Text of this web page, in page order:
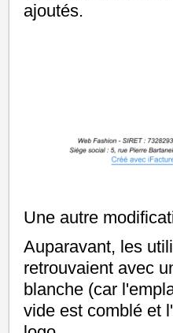
ajoutés.
Une autre
Auparavant, les
retrouvaient avec
blanche (car
vide est comblé et